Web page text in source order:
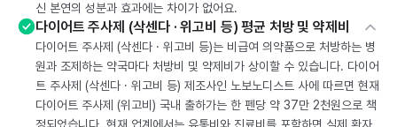
신 본연의 성분과 효과에는 차이가 없어요.
다이어트 주사제 (삭센다 · 위고비 등) 평균 처방 및 약제비
다이어트 주사제 (삭센다 · 위고비 등)는 비급여 의약품으로 처방하는 병
원과 조제하는 약국마다 처방비 및 약제비가 상이할 수 있습니다. 다이어
트 주사제 (삭센다 · 위고비 등) 제조사인 노보노디스트 사에 따르면 현재
다이어트 주사제 (위고비) 국내 출하가는 한 펜당 약 37만 2천원으로 책